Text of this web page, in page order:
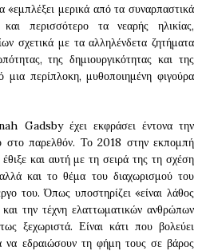
μερικά από τα συναρπαστικά
περισσότερο τα νεαρής ηλικίας,
σχετικά με τα αλληλένδετα ζητήματα
της δημιουργικότητας και της
μια περίπλοκη, μυθοποιημένη φιγούρα
Gadsby έχει εκφράσει έντονα την
στο παρελθόν. Το 2018 στην εκπομπή
και αυτή με τη σειρά της τη σχέση
και το θέμα του διαχωρισμού του
του. Όπως υποστηρίζει «είναι λάθος
την τέχνη ελαττωματικών ανθρώπων
ξεχωριστά. Είναι κάτι που βολεύει
να εδραιώσουν τη φήμη τους σε βάρος